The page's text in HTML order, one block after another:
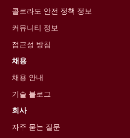
콜로라도 안전 정책 정보
커뮤니티 정보
접근성 방침
채용
채용 안내
기술 블로그
회사
자주 묻는 질문